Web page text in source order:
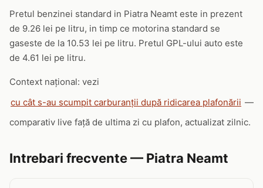
Pretul benzinei standard in Piatra Neamt este in prezent
de 9.26 lei pe litru, in timp ce motorina standard se
gaseste de la 10.53 lei pe litru. Pretul GPL-ului auto este
de 4.61 lei pe litru.
Context național: vezi
cu cât s-au scumpit carburanții după ridicarea plafonării —
comparativ live față de ultima zi cu plafon, actualizat zilnic.
Intrebari frecvente — Piatra Neamt